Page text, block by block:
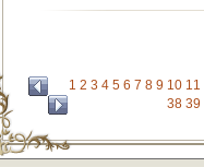
1 2 3 4 5 6 7 8 9 10 11
38 39